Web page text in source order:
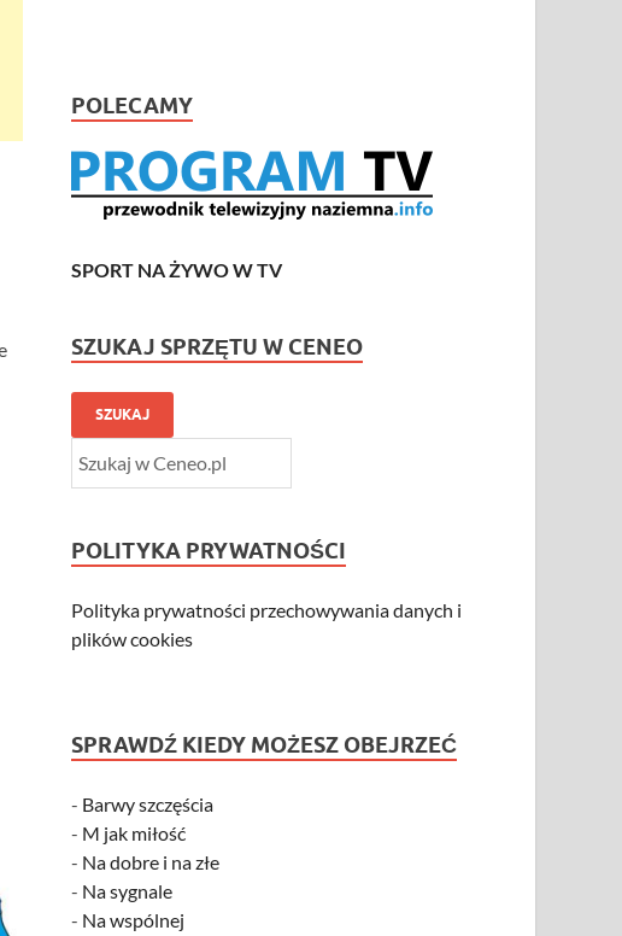
POLECAMY
SPORT NA ŻYWO W TV
SZUKAJ SPRZĘTU W CENEO
SZUKAJ
POLITYKA PRYWATNOŚCI
Polityka prywatności przechowywania danych i
plików cookies
SPRAWDŹ KIEDY MOŻESZ OBEJRZEĆ
- Barwy szczęścia
- M jak miłość
- Na dobre i na złe
- Na sygnale
- Na wspólnej